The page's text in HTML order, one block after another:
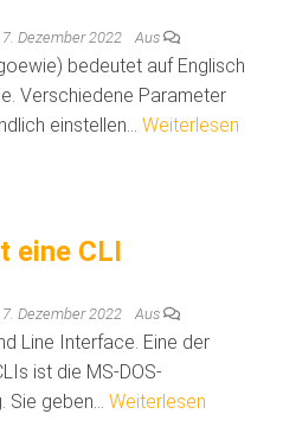
7. Dezember 2022 Aus
bedeutet auf Englisch
Verschiedene Parameter
einstellen… Weiterlesen
eine CLI
7. Dezember 2022 Aus
Line Interface. Eine der
ist die MS-DOS-
Sie geben… Weiterlesen